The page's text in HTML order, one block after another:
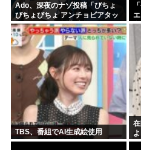
Ado、深夜のナゾ投稿「びちょ
びちょびちょ アンチョビアタッ
ク！」 SNSに反響広がる
TBS、番組でAI生成絵使用